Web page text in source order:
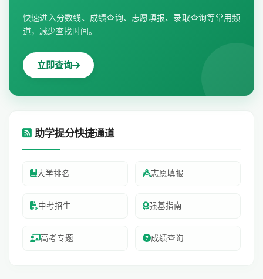
快速进入分数线、成绩查询、志愿填报、录取查询等常用频
道，减少查找时间。
立即查询
助学提分快捷通道
大学排名 志愿填报
中考招生 强基指南
高考专题 成绩查询